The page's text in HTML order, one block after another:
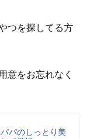
つを探してる方
意をお忘れなく
パのしっとり美